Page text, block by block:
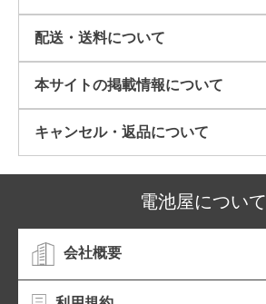
配送・送料について
本サイトの掲載情報について​
キャンセル・返品について​
電池屋について
会社概要